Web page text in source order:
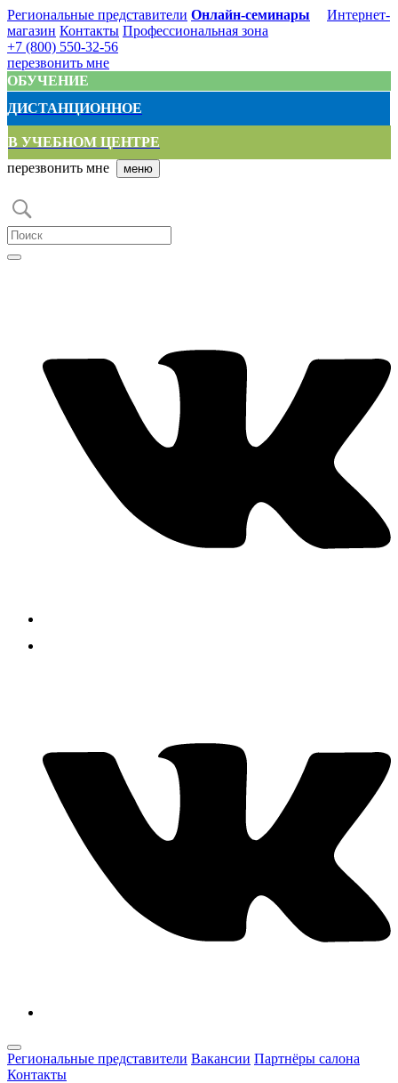
Региональные представители Онлайн-семинары
Интернет-
магазин Контакты Профессиональная зона
+7 (800) 550-32-56
перезвонить мне
ОБУЧЕНИЕ
ДИСТАНЦИОННОЕ
В УЧЕБНОМ ЦЕНТРЕ
перезвонить мне
меню
Региональные представители Вакансии Партнёры салона
Контакты